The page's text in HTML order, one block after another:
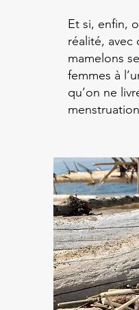
Et si, enfin,
réalité, avec
mamelons
femmes à
qu’on ne